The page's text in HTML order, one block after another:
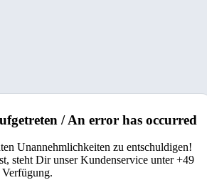
/ An error has occurred
Unannehmlichkeiten zu entschuldigen!
steht Dir unser Kundenservice unter +49